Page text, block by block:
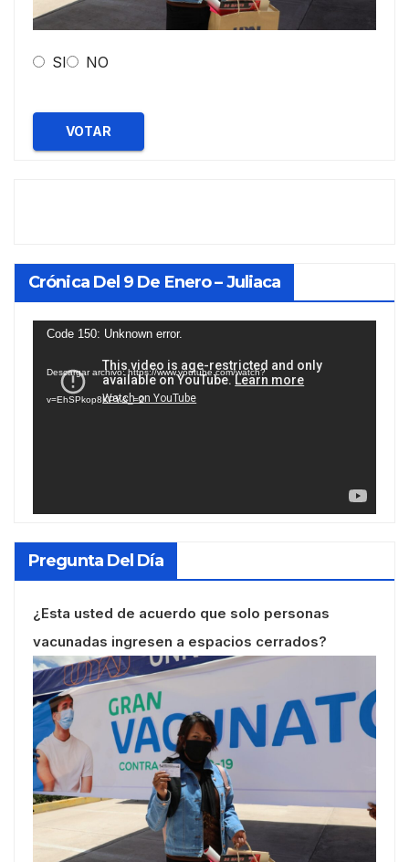
SI NO
VOTAR
Crónica Del 9 De Enero – Juliaca
Reproductor
vídeo
Code 150: Unknown error.
Descargar archivo: https://www.youtube.com/watch?
v=EhSPkop8KPY&_=2
Pregunta Del Día
¿Esta usted de acuerdo que solo personas
vacunadas ingresen a espacios cerrados?